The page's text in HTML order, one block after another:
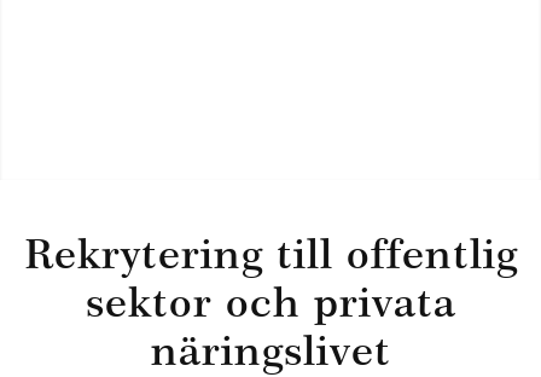
Rekrytering till offentlig
sektor och privata
näringslivet